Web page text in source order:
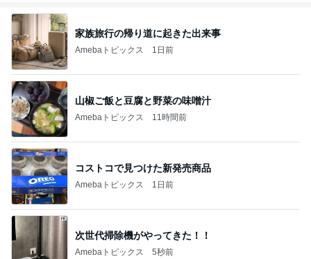
家族旅行の帰り道に起きた出来事
Amebaトピックス 1日前
山椒ご飯と豆腐と野菜の味噌汁
Amebaトピックス 11時間前
コストコで見つけた新発売商品
Amebaトピックス 1日前
次世代掃除機がやってきた！！
Amebaトピックス 5秒前